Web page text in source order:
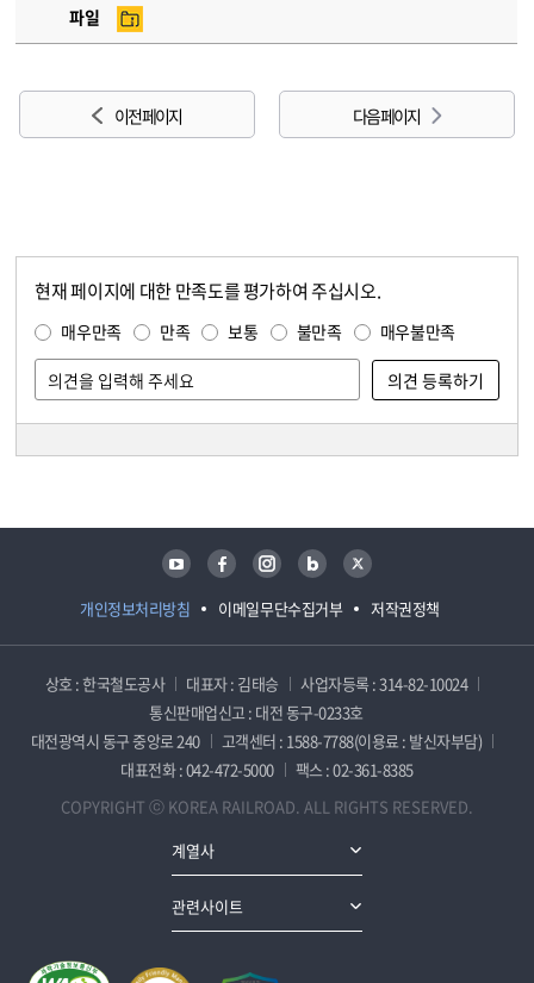
파일
이전 페이지 다음 페이지
현재 페이지에 대한 만족도를 평가하여 주십시오.
매우만족 만족 보통 불만족 매우불만족
개인정보처리방침 이메일무단수집거부 저작권정책
유튜브 페이스북 인스타그램 블로그 트위터
상호 : 한국철도공사 대표자 : 김태승
사업자등록 : 314-82-10024
통신판매업신고 : 대전 동구-0233호
대전광역시 동구 중앙로 240
고객센터 : 1588-7788(이용료 : 발신자부담)
대표전화 : 042-472-5000
팩스 : 02-361-8385
COPYRIGHT ⓒ KOREA RAILROAD. ALL RIGHTS RESERVED.
계열사
관련사이트